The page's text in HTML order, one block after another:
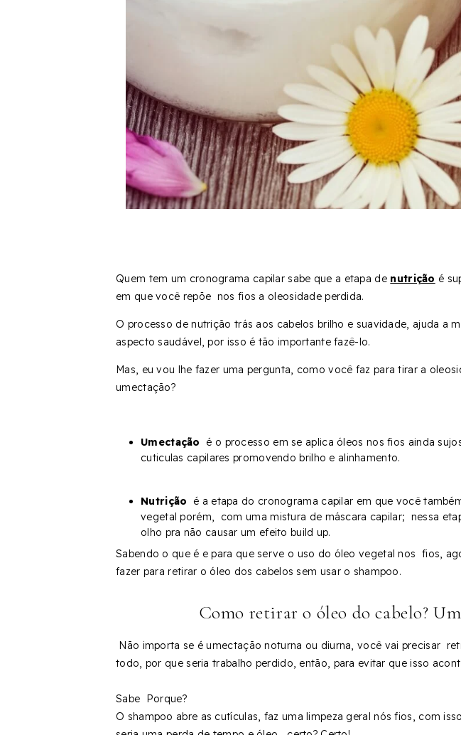
Quem tem um cronograma capilar sabe que a etapa de nutrição é
em que você repõe nos fios a oleosidade perdida.
O processo de nutrição trás aos cabelos brilho e suavidade, ajuda a
aspecto saudável, por isso é tão importante fazê-lo.
Mas, eu vou lhe fazer uma pergunta, como você faz para tirar a
umectação?
Umectação é o processo em se aplica óleos nos fios ainda
cuticulas capilares promovendo brilho e alinhamento.
Nutrição é a etapa do cronograma capilar em que você
vegetal porém, com uma mistura de máscara capilar; nessa
olho pra não causar um efeito build up.
Sabendo o que é e para que serve o uso do óleo vegetal nos fios,
fazer para retirar o óleo dos cabelos sem usar o shampoo.
Como retirar o óleo do cabelo?
Não importa se é umectação noturna ou diurna, você vai precisar
todo, por que seria trabalho perdido, então, para evitar que isso
Sabe Porque?
O shampoo abre as cutículas, faz uma limpeza geral nós fios, com